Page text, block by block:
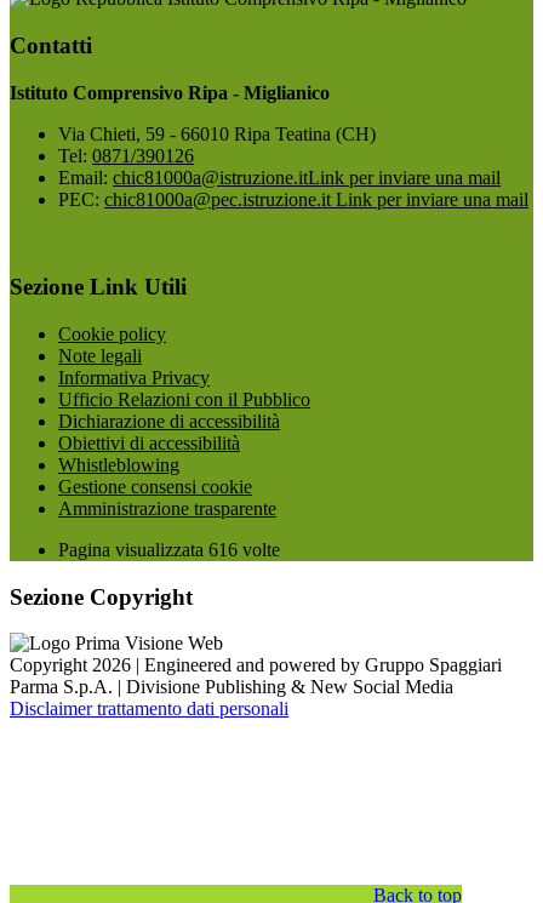
Contatti
Istituto Comprensivo Ripa - Miglianico
Via Chieti, 59 - 66010 Ripa Teatina (CH)
Tel: 0871/390126
Email: chic81000a@istruzione.itLink per inviare una mail
PEC: chic81000a@pec.istruzione.it Link per inviare una mail
Sezione Link Utili
Cookie policy
Note legali
Informativa Privacy
Ufficio Relazioni con il Pubblico
Dichiarazione di accessibilità
Obiettivi di accessibilità
Whistleblowing
Gestione consensi cookie
Amministrazione trasparente
Pagina visualizzata 616 volte
Sezione Copyright
Copyright 2026 | Engineered and powered by Gruppo Spaggiari
Parma S.p.A. | Divisione Publishing & New Social Media
Disclaimer trattamento dati personali
Back to top